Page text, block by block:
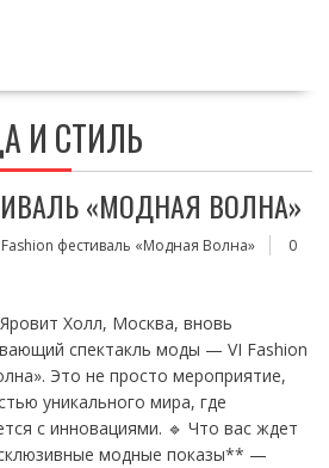
И СТИЛЬ
«МОДНАЯ ВОЛНА»
Fashion фестиваль «Модная Волна»
0
Холл, Москва, вновь
спектакль моды — VI Fashion
Это не просто мероприятие,
уникального мира, где
с инновациями. 🔹 Что вас ждет
модные показы** —